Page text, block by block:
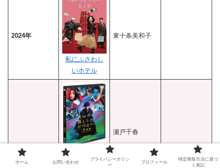
2024年
私にふさわし
いホテル
東十条美和子
スマホを落と
しただけなの
瀬戸千春
ホーム お問い合わせ
プライバシーポリシ
ー
プロフィール
特定商取引法に基づ
く表記